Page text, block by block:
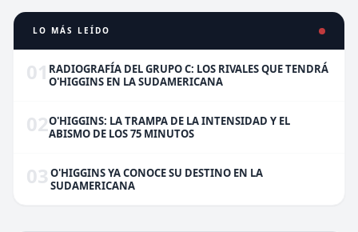
LO MÁS LEÍDO
01 RADIOGRAFÍA DEL GRUPO C: LOS RIVALES QUE TENDRÁ
O'HIGGINS EN LA SUDAMERICANA
02O'HIGGINS: LA TRAMPA DE LA INTENSIDAD Y EL
ABISMO DE LOS 75 MINUTOS
03 O'HIGGINS YA CONOCE SU DESTINO EN LA
SUDAMERICANA